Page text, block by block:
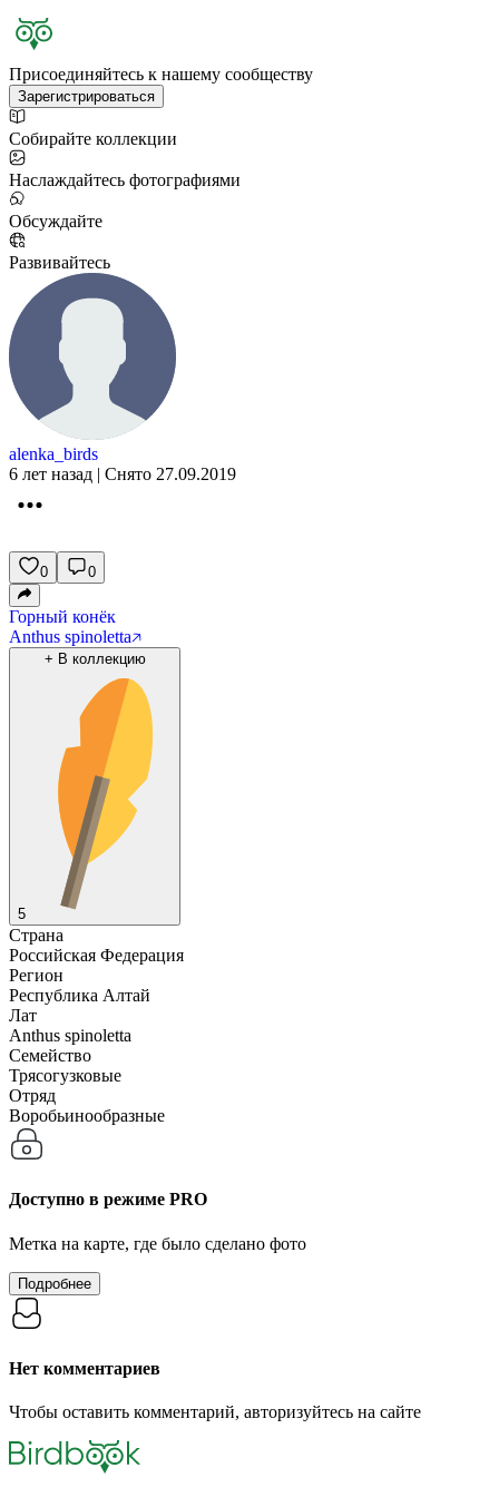
Присоединяйтесь к нашему сообществу
Зарегистрироваться
Собирайте коллекции
Наслаждайтесь фотографиями
Обсуждайте
Развивайтесь
alenka_birds
6 лет назад | Снято 27.09.2019
0 0
Горный конёк
Anthus spinoletta
+ В коллекцию
5
Страна
Российская Федерация
Регион
Республика Алтай
Лат
Anthus spinoletta
Семейство
Трясогузковые
Отряд
Воробьинообразные
Доступно в режиме PRO
Метка на карте, где было сделано фото
Подробнее
Нет комментариев
Чтобы оставить комментарий, авторизуйтесь на сайте